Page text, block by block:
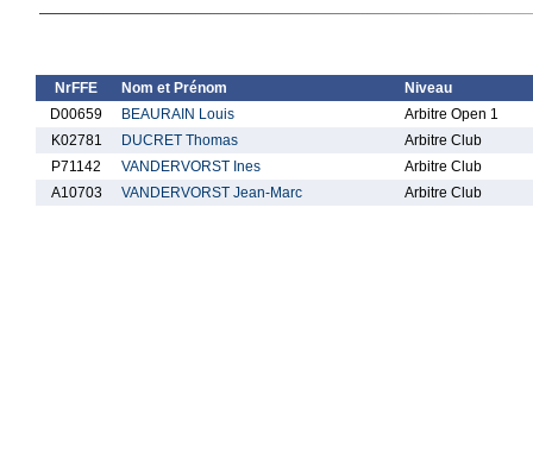
NrFFE Nom et Prénom
Niveau
D00659
BEAURAIN Louis
Arbitre Open 1
K02781
DUCRET Thomas
Arbitre Club
P71142
VANDERVORST Ines
Arbitre Club
A10703
VANDERVORST Jean-Marc Arbitre Club